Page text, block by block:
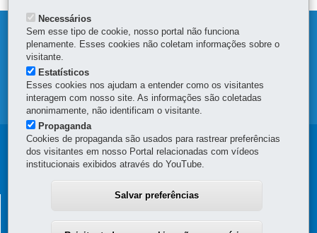
MAPA DO SITE
DENUNCIE CORRUPÇÃO
Navegação
principal
SUPERINTENDÊNCIA GERAL DE
Necessários
Sem esse tipo de cookie, nosso portal não funciona
plenamente. Esses cookies não coletam informações sobre o
visitante.
Estatísticos
Esses cookies nos ajudam a entender como os visitantes
interagem com nosso site. As informações são coletadas
anonimamente, não identificam o visitante.
Propaganda
Cookies de propaganda são usados para rastrear preferências
dos visitantes em nosso Portal relacionadas com vídeos
institucionais exibidos através do YouTube.
Salvar preferências